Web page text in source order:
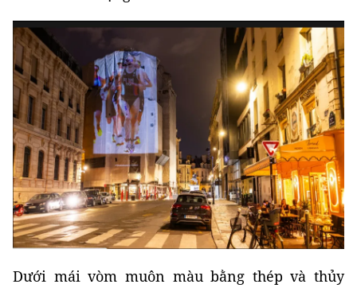
Dưới mái vòm muôn màu bằng thép và thủy